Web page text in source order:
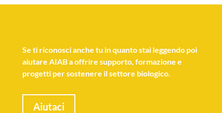
Se ti riconosci anche tu in quanto stai leggendo poi
aiutare AIAB a offrire supporto, formazione e
progetti per sostenere il settore biologico.
Aiutaci